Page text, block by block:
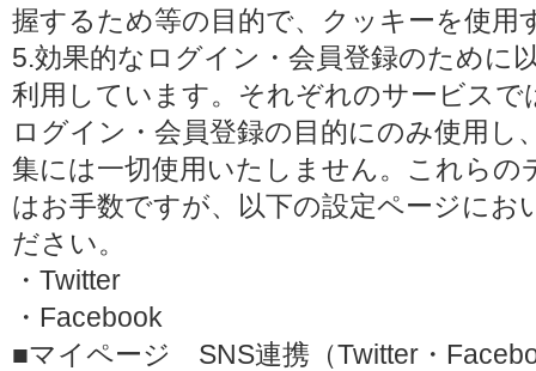
握するため等の目的で、クッキーを使用
5.効果的なログイン・会員登録のために
利用しています。それぞれのサービス
ログイン・会員登録の目的にのみ使用し
集には一切使用いたしません。これらの
はお手数ですが、以下の設定ページにお
ださい。
・Twitter
・Facebook
■マイページ SNS連携（Twitter・